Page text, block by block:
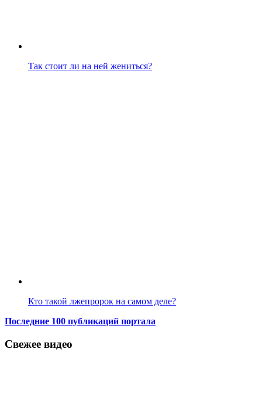
Так стоит ли на ней жениться?
Кто такой лжепророк на самом деле?
Последние 100 публикаций портала
Свежее видео